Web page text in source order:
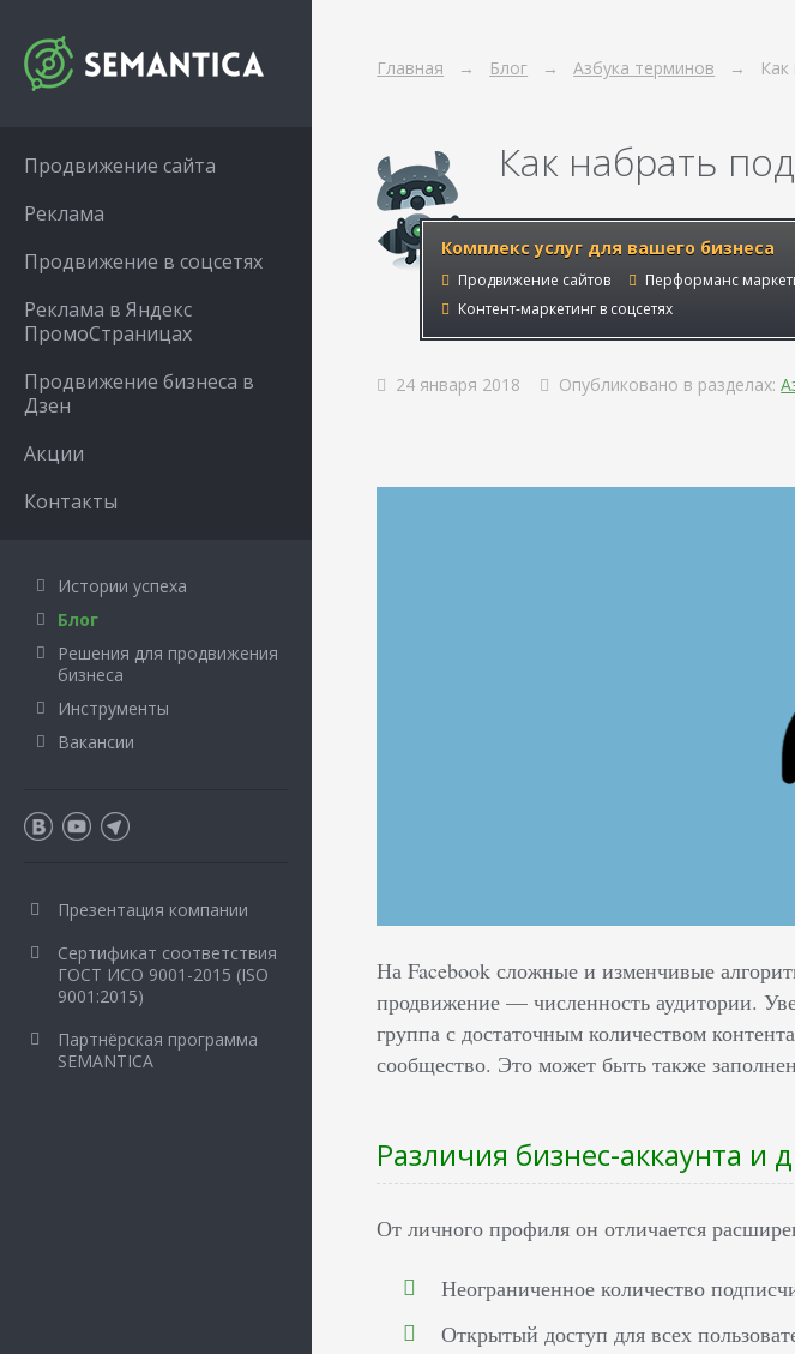
Главная Блог Азбука терминов
Как набрать
Комплекс услуг для вашего бизнеса
Продвижение сайтов Перформанс
Контент-маркетинг в соцсетях
24 января 2018 Опубликовано в разделах:
На Facebook сложные и изменчивые
продвижение –– численность аудитории.
группа с достаточным количеством
сообщество. Это может быть также
Различия бизнес-аккаунта и
От личного профиля он отличается
Неограниченное количество
Открытый доступ для всех
Продвижение сайта
Реклама
Продвижение в соцсетях
Реклама в Яндекс
ПромоСтраницах
Продвижение бизнеса в
Дзен
Акции
Контакты
Истории успеха
Блог
Решения для продвижения
бизнеса
Инструменты
Вакансии
Презентация компании
Сертификат соответствия
ГОСТ ИСО 9001-2015 (ISO
9001:2015)
Партнёрская программа
SEMANTICA